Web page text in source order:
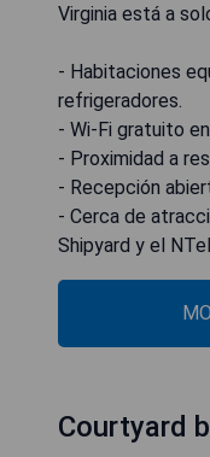
Virginia está a
- Habitaciones
refrigeradores.
- Wi-Fi gratuito
- Proximidad a
- Recepción
- Cerca de
Shipyard y el
Courtyard